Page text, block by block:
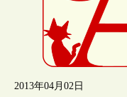
2013年04月02日